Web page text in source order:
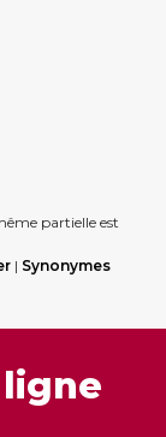
partielle est
| Synonymes